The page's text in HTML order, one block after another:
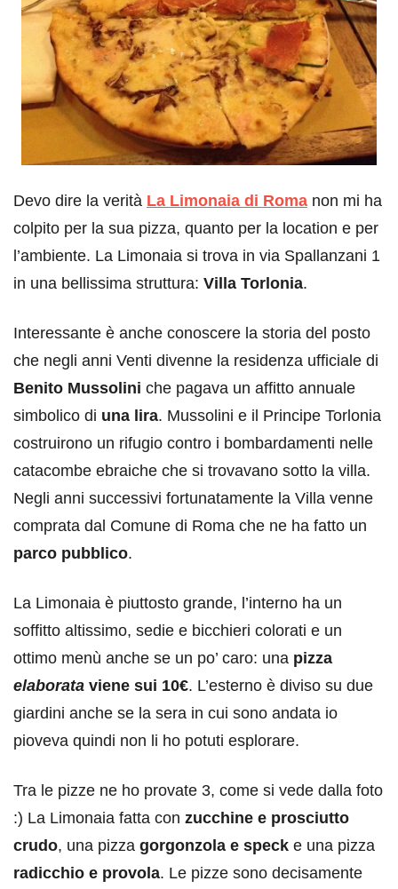
Devo dire la verità La Limonaia di Roma non mi ha
colpito per la sua pizza, quanto per la location e per
l’ambiente. La Limonaia si trova in via Spallanzani 1
in una bellissima struttura: Villa Torlonia.
Interessante è anche conoscere la storia del posto
che negli anni Venti divenne la residenza ufficiale di
Benito Mussolini che pagava un affitto annuale
simbolico di una lira. Mussolini e il Principe Torlonia
costruirono un rifugio contro i bombardamenti nelle
catacombe ebraiche che si trovavano sotto la villa.
Negli anni successivi fortunatamente la Villa venne
comprata dal Comune di Roma che ne ha fatto un
parco pubblico.
La Limonaia è piuttosto grande, l’interno ha un
soffitto altissimo, sedie e bicchieri colorati e un
ottimo menù anche se un po’ caro: una pizza
elaborata viene sui 10€. L’esterno è diviso su due
giardini anche se la sera in cui sono andata io
pioveva quindi non li ho potuti esplorare.
Tra le pizze ne ho provate 3, come si vede dalla foto
:) La Limonaia fatta con zucchine e prosciutto
crudo, una pizza gorgonzola e speck e una pizza
radicchio e provola. Le pizze sono decisamente